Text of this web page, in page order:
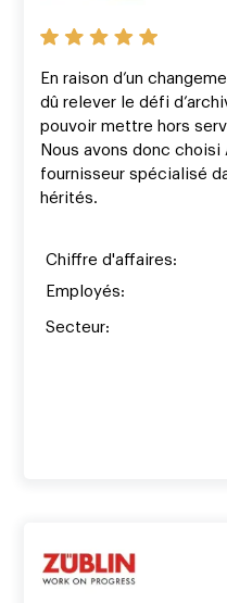
En raison d’un
dû relever le défi
pouvoir mettre hors
Nous avons donc choisi
fournisseur spécialisé
hérités.
Chiffre d'affaires:
Employés:
Secteur: